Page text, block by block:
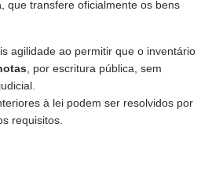
, que transfere oficialmente os bens
agilidade ao permitir que o inventário
, por escritura pública, sem
à lei podem ser resolvidos por
requisitos.